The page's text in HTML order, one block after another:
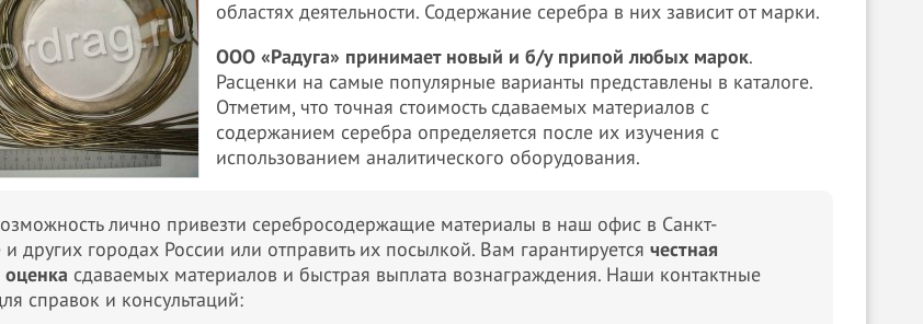
областях деятельности. Содержание серебра в них зависит от марки.
ООО «Радуга» принимает новый и б/у припой любых марок.
Расценки на самые популярные варианты представлены в каталоге.
Отметим, что точная стоимость сдаваемых материалов с
содержанием серебра определяется после их изучения с
использованием аналитического оборудования.
лично привезти серебросодержащие материалы в наш офис в Санкт-
и других городах России или отправить их посылкой. Вам гарантируется честная
оценка сдаваемых материалов и быстрая выплата вознаграждения. Наши контактные
справок и консультаций: